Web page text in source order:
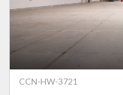
CCN-HW-3721